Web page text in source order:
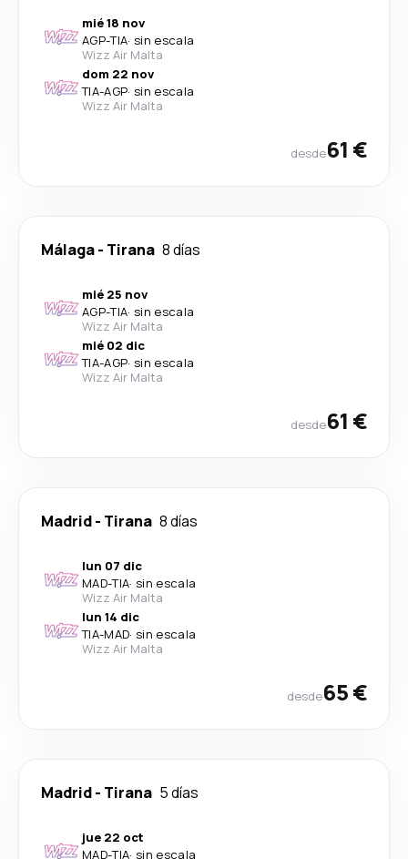
mié 18 nov
AGP-TIA· sin escala
Wizz Air Malta
dom 22 nov
TIA-AGP· sin escala
Wizz Air Malta
desde61 €
Málaga- Tirana 8 días
mié 25 nov
AGP-TIA· sin escala
Wizz Air Malta
mié 02 dic
TIA-AGP· sin escala
Wizz Air Malta
desde61 €
Madrid- Tirana 8 días
lun 07 dic
MAD-TIA· sin escala
Wizz Air Malta
lun 14 dic
TIA-MAD· sin escala
Wizz Air Malta
desde65 €
Madrid- Tirana 5 días
jue 22 oct
MAD-TIA· sin escala